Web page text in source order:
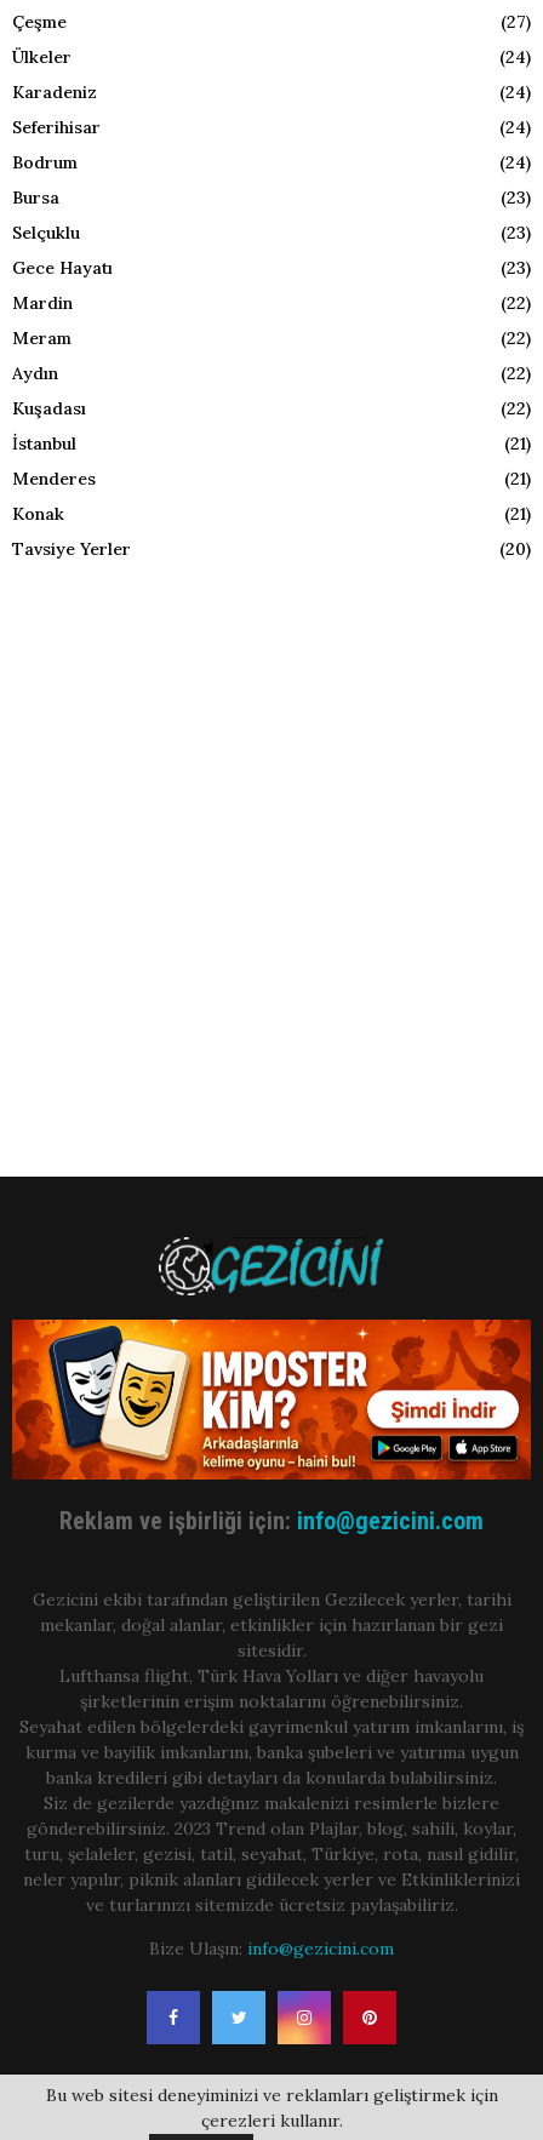
Çeşme
(27)
Ülkeler
(24)
Karadeniz
(24)
Seferihisar
(24)
Bodrum
(24)
Bursa
(23)
Selçuklu
(23)
Gece Hayatı
(23)
Mardin
(22)
Meram
(22)
Aydın
(22)
Kuşadası
(22)
İstanbul
(21)
Menderes
(21)
Konak
(21)
Tavsiye Yerler
(20)
Reklam ve işbirliği için: info@gezicini.com
Gezicini ekibi tarafından geliştirilen Gezilecek yerler, tarihi
mekanlar, doğal alanlar, etkinlikler için hazırlanan bir gezi
sitesidir.
Lufthansa flight, Türk Hava Yolları ve diğer havayolu
şirketlerinin erişim noktalarını öğrenebilirsiniz.
Seyahat edilen bölgelerdeki gayrimenkul yatırım imkanlarını, iş
kurma ve bayilik imkanlarını, banka şubeleri ve yatırıma uygun
banka kredileri gibi detayları da konularda bulabilirsiniz.
Siz de gezilerde yazdığınız makalenizi resimlerle bizlere
gönderebilirsiniz. 2023 Trend olan Plajlar, blog, sahili, koylar,
turu, şelaleler, gezisi, tatil, seyahat, Türkiye, rota, nasıl gidilir,
neler yapılır, piknik alanları gidilecek yerler ve Etkinliklerinizi
ve turlarınızı sitemizde ücretsiz paylaşabiliriz.
Bize Ulaşın: info@gezicini.com
2019 - 2025 | gezicini.com | All Right Reserved. Gezilecek Yerler Rehberi ve
Bu web sitesi deneyiminizi ve reklamları geliştirmek için
çerezleri kullanır.